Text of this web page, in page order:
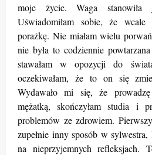
moje życie. Waga stanowiła
Uświadomiłam sobie, że
porażkę. Nie miałam wielu
nie była to codziennie
stawałam w opozycji do
oczekiwałam, że to on się
Wydawało mi się, że
mężatką, skończyłam studia i
problemów ze zdrowiem.
zupełnie inny sposób w
na nieprzyjemnych refleksjach.